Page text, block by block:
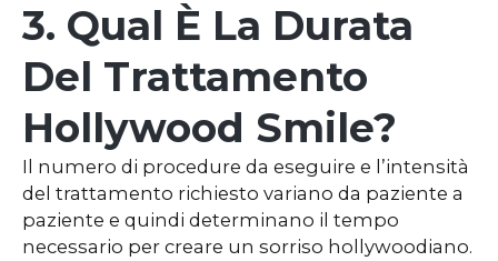
3. Qual È La Durata
Del Trattamento
Hollywood Smile?
Il numero di procedure da eseguire e l’intensità
del trattamento richiesto variano da paziente a
paziente e quindi determinano il tempo
necessario per creare un sorriso hollywoodiano.